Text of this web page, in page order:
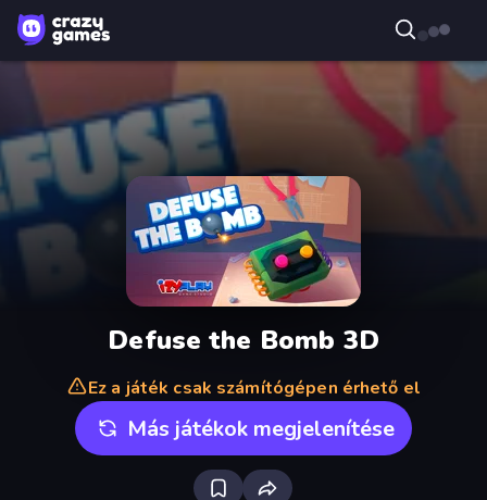
Defuse the Bomb 3D
Ez a játék csak számítógépen érhető el
Más játékok megjelenítése